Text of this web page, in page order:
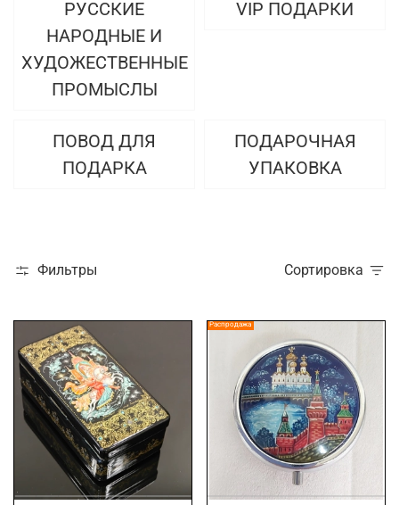
РУССКИЕ
НАРОДНЫЕ И
ХУДОЖЕСТВЕННЫЕ
ПРОМЫСЛЫ
VIP ПОДАРКИ
ПОВОД ДЛЯ
ПОДАРКА
ПОДАРОЧНАЯ
УПАКОВКА
Фильтры Сортировка
Распродажа